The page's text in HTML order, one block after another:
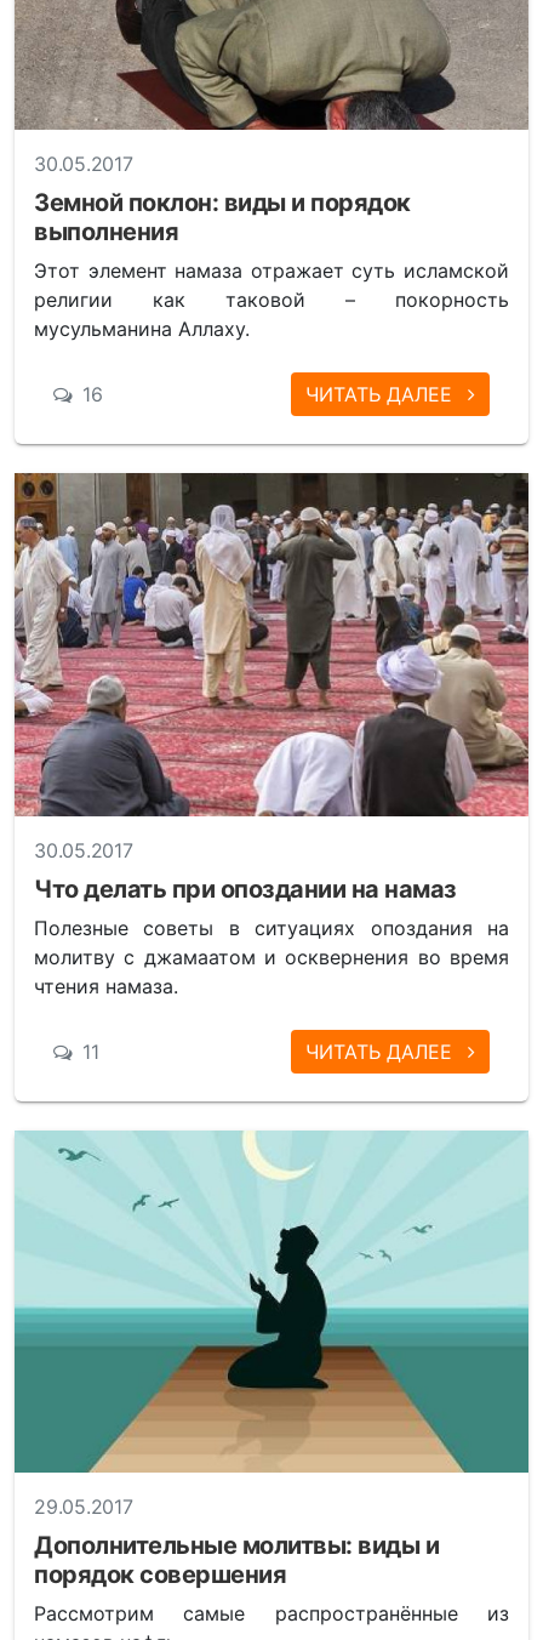
30.05.2017
Земной поклон: виды и порядок
выполнения
Этот элемент намаза отражает суть исламской
религии как таковой – покорность
мусульманина Аллаху.
16 ЧИТАТЬ ДАЛЕЕ
30.05.2017
Что делать при опоздании на намаз
Полезные советы в ситуациях опоздания на
молитву с джамаатом и осквернения во время
чтения намаза.
11 ЧИТАТЬ ДАЛЕЕ
29.05.2017
Дополнительные молитвы: виды и
порядок совершения
Рассмотрим самые распространённые из